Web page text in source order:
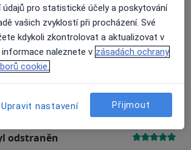
odstraněn
pro statistické účely a poskytování
vašich zvyklostí při procházení. Své
kdykoli zkontrolovat a aktualizovat v
informace naleznete v zásadách ochrany
cookie.
Upravit nastavení Přijmout